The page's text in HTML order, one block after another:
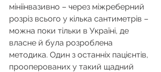
мініінвазивно – через міжреберний
розріз всього у кілька сантиметрів –
можна поки тільки в Україні, де
власне й була розроблена
методика. Один з останніх пацієнтів,
прооперованих у такий щадний